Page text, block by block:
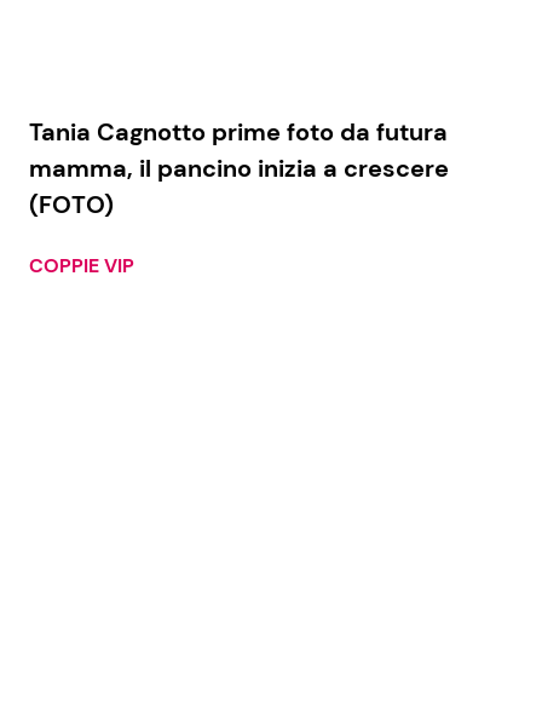
Tania Cagnotto prime foto da futura
mamma, il pancino inizia a crescere
(FOTO)
COPPIE VIP